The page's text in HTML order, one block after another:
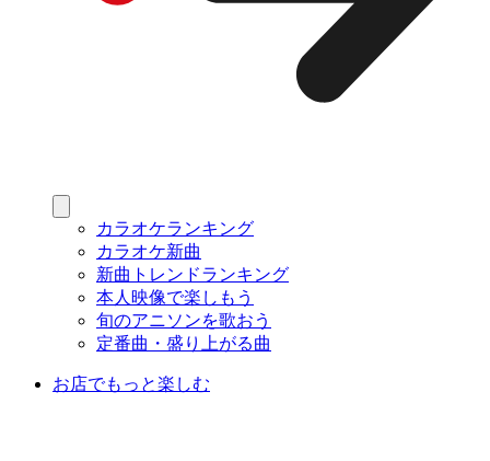
カラオケランキング
カラオケ新曲
新曲トレンドランキング
本人映像で楽しもう
旬のアニソンを歌おう
定番曲・盛り上がる曲
お店でもっと楽しむ